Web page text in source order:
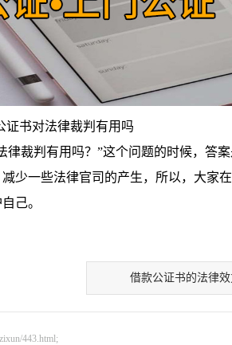
证书对法律裁判有用吗
判有用吗？”这个问题的时候，答案
少一些法律官司的产生，所以，大家
己。
借款公证书的法律效
443.html;